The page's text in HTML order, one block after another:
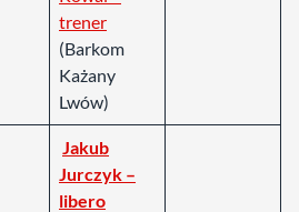
trener
(Barkom
Każany
Lwów)
Jakub
Jurczyk –
libero